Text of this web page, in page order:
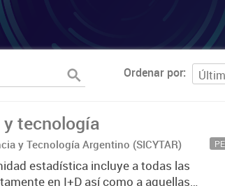
Ordenar por
y tecnología
y Tecnología Argentino (SICYTAR)
estadística incluye a todas las
en I+D así como a aquellas